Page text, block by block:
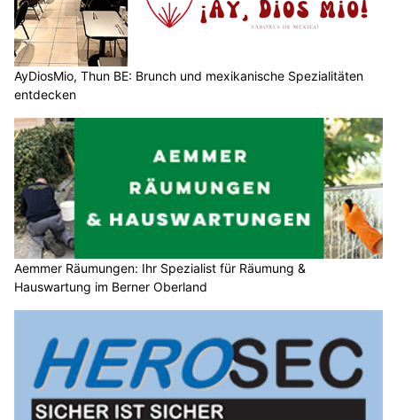
AyDiosMio, Thun BE: Brunch und mexikanische Spezialitäten
entdecken
Aemmer Räumungen: Ihr Spezialist für Räumung &
Hauswartung im Berner Oberland